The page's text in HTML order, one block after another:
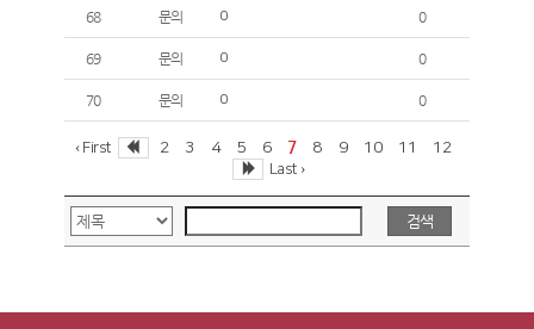
68 문의 0 0
69 문의 0 0
70 문의 0 0
‹ First 2 3 4 5 6 7 8 9 10 11 12
Last ›
검색